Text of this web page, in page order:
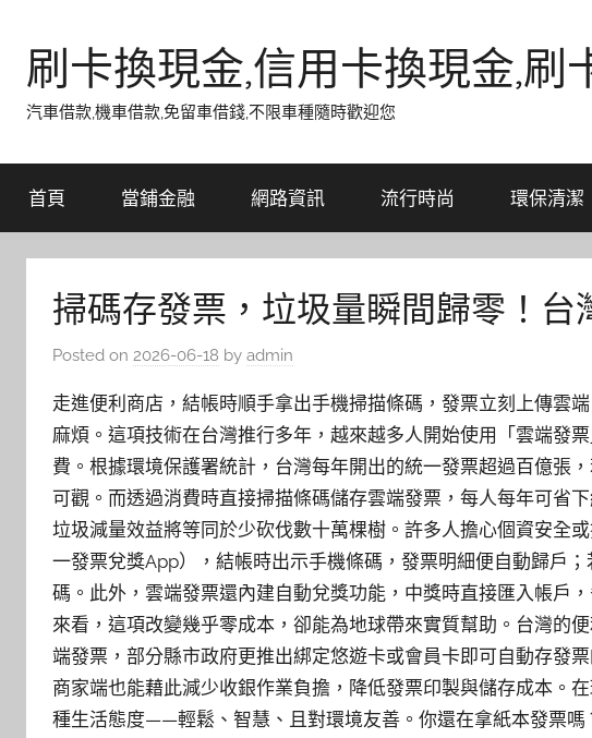
content刷卡換現金,信用卡換現金,刷
汽車借款,機車借款,免留車借錢,不限車種隨時歡迎您
首頁 當鋪金融 網路資訊 流行時尚 環保清潔
掃碼存發票，垃圾量瞬間歸零！台
Posted on 2026-06-18 by admin
走進便利商店，結帳時順手拿出手機掃描條碼，發票立刻上傳雲
麻煩。這項技術在台灣推行多年，越來越多人開始使用「雲端發
費。根據環境保護署統計，台灣每年開出的統一發票超過百億張
可觀。而透過消費時直接掃描條碼儲存雲端發票，每人每年可省
垃圾減量效益將等同於少砍伐數十萬棵樹。許多人擔心個資安全
一發票兌獎App），結帳時出示手機條碼，發票明細便自動歸戶
碼。此外，雲端發票還內建自動兌獎功能，中獎時直接匯入帳戶
來看，這項改變幾乎零成本，卻能為地球帶來實質幫助。台灣的
端發票，部分縣市政府更推出綁定悠遊卡或會員卡即可自動存發
商家端也能藉此減少收銀作業負擔，降低發票印製與儲存成本。
種生活態度——輕鬆、智慧、且對環境友善。你還在拿紙本發票